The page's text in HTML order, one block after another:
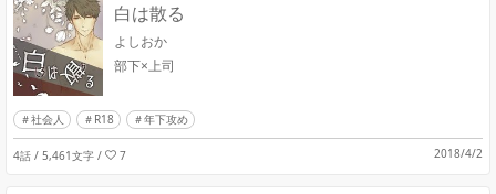
白は散る
よしおか
部下×上司
社会人 R18 年下攻め
4話 / 5,461文字 / 7 2018/4/2